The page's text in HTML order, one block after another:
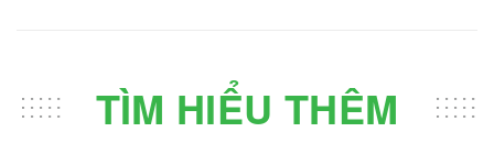
TÌM HIỂU THÊM